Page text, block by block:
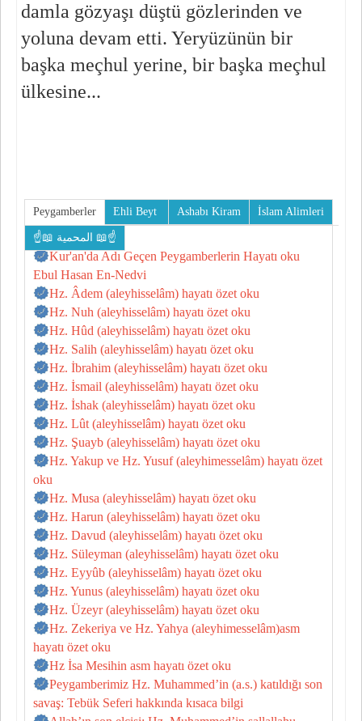
damla gözyaşı düştü gözlerinden ve
yoluna devam etti. Yeryüzünün bir
başka meçhul yerine, bir başka meçhul
ülkesine...
Peygamberler Ehli Beyt Ashabı Kiram İslam Alimleri
☝📖 المحمية 📖☝
Kur'an'da Adı Geçen Peygamberlerin Hayatı oku
Ebul Hasan En-Nedvi
Hz. Âdem (aleyhisselâm) hayatı özet oku
Hz. Nuh (aleyhisselâm) hayatı özet oku
Hz. Hûd (aleyhisselâm) hayatı özet oku
Hz. Salih (aleyhisselâm) hayatı özet oku
Hz. İbrahim (aleyhisselâm) hayatı özet oku
Hz. İsmail (aleyhisselâm) hayatı özet oku
Hz. İshak (aleyhisselâm) hayatı özet oku
Hz. Lût (aleyhisselâm) hayatı özet oku
Hz. Şuayb (aleyhisselâm) hayatı özet oku
Hz. Yakup ve Hz. Yusuf (aleyhimesselâm) hayatı özet
oku
Hz. Musa (aleyhisselâm) hayatı özet oku
Hz. Harun (aleyhisselâm) hayatı özet oku
Hz. Davud (aleyhisselâm) hayatı özet oku
Hz. Süleyman (aleyhisselâm) hayatı özet oku
Hz. Eyyûb (aleyhisselâm) hayatı özet oku
Hz. Yunus (aleyhisselâm) hayatı özet oku
Hz. Üzeyr (aleyhisselâm) hayatı özet oku
Hz. Zekeriya ve Hz. Yahya (aleyhimesselâm)asm
hayatı özet oku
Hz İsa Mesihin asm hayatı özet oku
Peygamberimiz Hz. Muhammed’in (a.s.) katıldığı son
savaş: Tebük Seferi hakkında kısaca bilgi